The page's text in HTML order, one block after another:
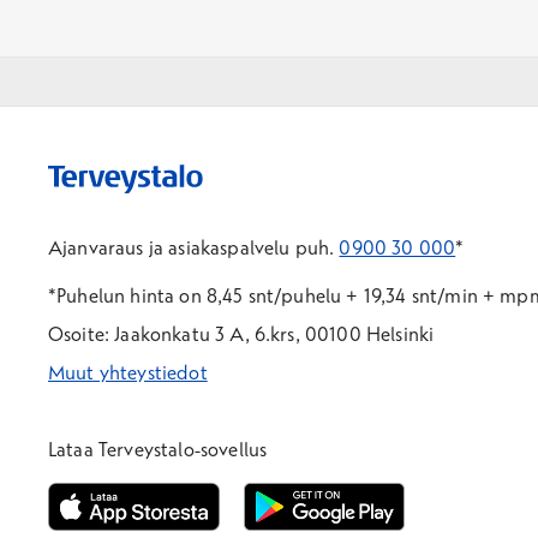
Ajanvaraus ja asiakaspalvelu puh. 0900 30 000*
*Puhelun hinta on 8,45 snt/puhelu + 19,34 snt/min +
Osoite: Jaakonkatu 3 A, 6.krs, 00100 Helsinki
Muut yhteystiedot
Lataa Terveystalo-sovellus